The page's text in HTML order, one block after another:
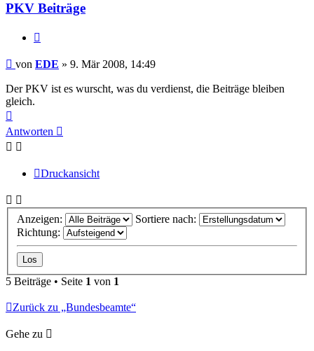
PKV Beiträge
Beitrag
von EDE » 9. Mär 2008, 14:49
Der PKV ist es wurscht, was du verdienst, die Beiträge bleiben
gleich.
oben
Antworten
Druckansicht
Anzeigen:
Sortiere nach:
Richtung:
5 Beiträge • Seite 1 von 1
Zurück zu „Bundesbeamte“
Gehe zu